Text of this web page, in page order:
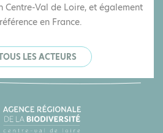
Centre-Val de Loire, et également
en France.
LES ACTEURS